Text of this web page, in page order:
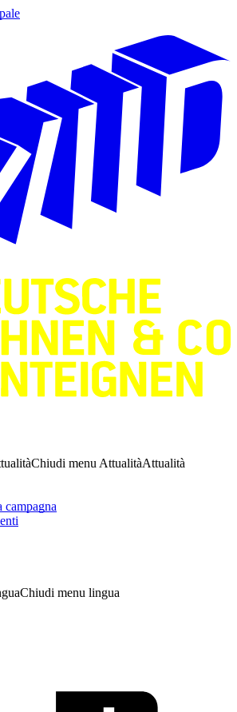
Chiudi menu AttualitàAttualità
campagna
Chiudi menu lingua